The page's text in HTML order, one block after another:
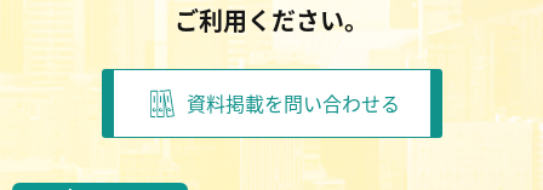
ご利用ください。
資料掲載を問い合わせる